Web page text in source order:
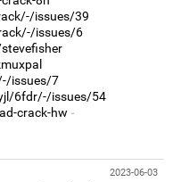
issues/39
issues/6
issues/7
6fdr/-/issues/54
crack-hw
2023-06-03